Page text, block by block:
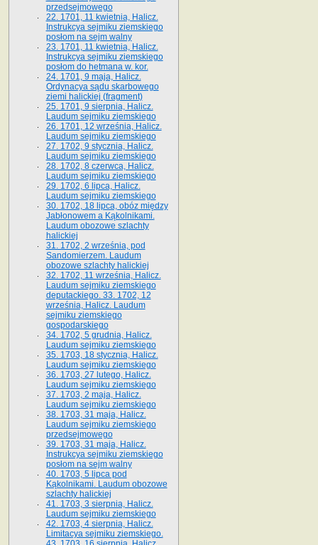
przedsejmowego
22. 1701, 11 kwietnia, Halicz.
Instrukcya sejmiku ziemskiego
posłom na sejm walny
23. 1701, 11 kwietnia, Halicz.
Instrukcya sejmiku ziemskiego
posłom do hetmana w. kor.
24. 1701, 9 maja, Halicz.
Ordynacya sądu skarbowego
ziemi halickiej (fragment)
25. 1701, 9 sierpnia, Halicz.
Laudum sejmiku ziemskiego
26. 1701, 12 września, Halicz.
Laudum sejmiku ziemskiego
27. 1702, 9 stycznia, Halicz.
Laudum sejmiku ziemskiego
28. 1702, 8 czerwca, Halicz.
Laudum sejmiku ziemskiego
29. 1702, 6 lipca, Halicz.
Laudum sejmiku ziemskiego
30. 1702, 18 lipca, obóz między
Jabłonowem a Kąkolnikami.
Laudum obozowe szlachty
halickiej
31. 1702, 2 września, pod
Sandomierzem. Laudum
obozowe szlachty halickiej
32. 1702, 11 września, Halicz.
Laudum sejmiku ziemskiego
deputackiego. 33. 1702, 12
września, Halicz. Laudum
sejmiku ziemskiego
gospodarskiego
34. 1702, 5 grudnia, Halicz.
Laudum sejmiku ziemskiego
35. 1703, 18 stycznia, Halicz.
Laudum sejmiku ziemskiego
36. 1703, 27 lutego, Halicz.
Laudum sejmiku ziemskiego
37. 1703, 2 maja, Halicz.
Laudum sejmiku ziemskiego
38. 1703, 31 maja, Halicz.
Laudum sejmiku ziemskiego
przedsejmowego
39. 1703, 31 maja, Halicz.
Instrukcya sejmiku ziemskiego
posłom na sejm walny
40. 1703, 5 lipca pod
Kąkolnikami. Laudum obozowe
szlachty halickiej
41­. 1703, 3 sierpnia, Halicz.
Laudum sejmiku ziemskiego
42. 1703, 4 sierpnia, Halicz.
Limitacya sejmiku ziemskiego.